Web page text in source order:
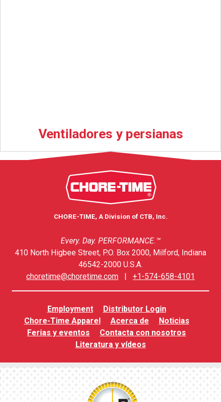
Ventiladores y persianas
CHORE-TIME, A Division of CTB, Inc.
Every. Day. PERFORMANCE.™
410 North Higbee Street, P.O. Box 2000, Milford, Indiana
46542-2000 U.S.A.
choretime@choretime.com
+1-574-658-4101
Employment
Distributor Login
Chore-Time Apparel
Acerca de
Noticias
Ferias y eventos
Contacta con nosotros
Literatura y vídeos